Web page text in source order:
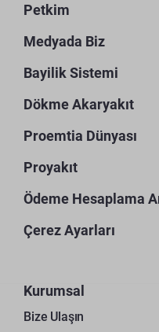
Petkim
Medyada Biz
Bayilik Sistemi
Dökme Akaryakıt
Proemtia Dünyası
Proyakıt
Ödeme Hesaplama
Çerez Ayarları
Kurumsal
Bize Ulaşın